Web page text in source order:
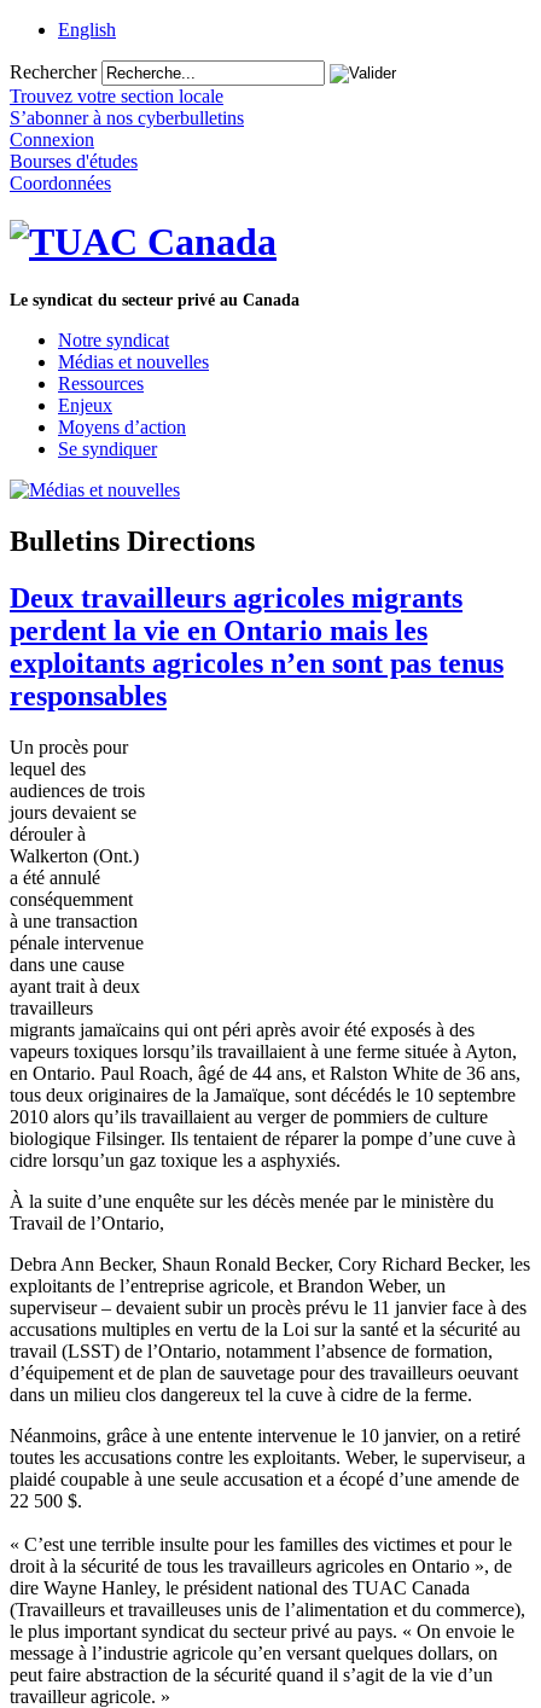
English
Rechercher
Trouvez votre section locale
S’abonner à nos cyberbulletins
Connexion
Bourses d'études
Coordonnées
Le syndicat du secteur privé au Canada
Notre syndicat
Médias et nouvelles
Ressources
Enjeux
Moyens d’action
Se syndiquer
Bulletins Directions
Deux travailleurs agricoles migrants
perdent la vie en Ontario mais les
exploitants agricoles n’en sont pas tenus
responsables
Un procès pour
lequel des
audiences de trois
jours devaient se
dérouler à
Walkerton (Ont.)
a été annulé
conséquemment
à une transaction
pénale intervenue
dans une cause
ayant trait à deux
travailleurs
migrants jamaïcains qui ont péri après avoir été exposés à des
vapeurs toxiques lorsqu’ils travaillaient à une ferme située à Ayton,
en Ontario. Paul Roach, âgé de 44 ans, et Ralston White de 36 ans,
tous deux originaires de la Jamaïque, sont décédés le 10 septembre
2010 alors qu’ils travaillaient au verger de pommiers de culture
biologique Filsinger. Ils tentaient de réparerla pompe d’une cuve à
cidre lorsqu’un gaz toxique les a asphyxiés.
À la suite d’une enquête surles décès menée par le ministère du
Travail de l’Ontario,
Debra Ann Becker, Shaun Ronald Becker, Cory Richard Becker, les
exploitants de l’entreprise agricole, et Brandon Weber, un
superviseur– devaient subirun procès prévu le 11 janvierface à des
accusations multiples en vertu de la Loi surla santé et la sécurité au
travail (LSST) de l’Ontario, notamment l’absence de formation,
d’équipement et de plan de sauvetage pour des travailleurs oeuvant
dans un milieu clos dangereux tel la cuve à cidre de la ferme.
Néanmoins, grâce à une entente intervenue le 10 janvier, on a retiré
toutes les accusations contre les exploitants. Weber, le superviseur, a
plaidé coupable à une seule accusation et a écopé d’une amende de
22 500 $.
« C’est une terrible insulte pour les familles des victimes et pour le
droit à la sécurité de tous les travailleurs agricoles en Ontario », de
dire Wayne Hanley, le président national des TUAC Canada
(Travailleurs et travailleuses unis de l’alimentation et du commerce),
le plus important syndicat du secteur privé au pays. « On envoie le
message à l’industrie agricole qu’en versant quelques dollars, on
peut faire abstraction de la sécurité quand il s’agit de la vie d’un
travailleur agricole. »